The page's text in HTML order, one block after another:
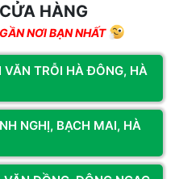
Xigmatek X-
600W
HÀNG
NƠI BẠN NHẤT
VĂN TRỖI HÀ ĐÔNG, HÀ
NGHỊ, BẠCH MAI, HÀ